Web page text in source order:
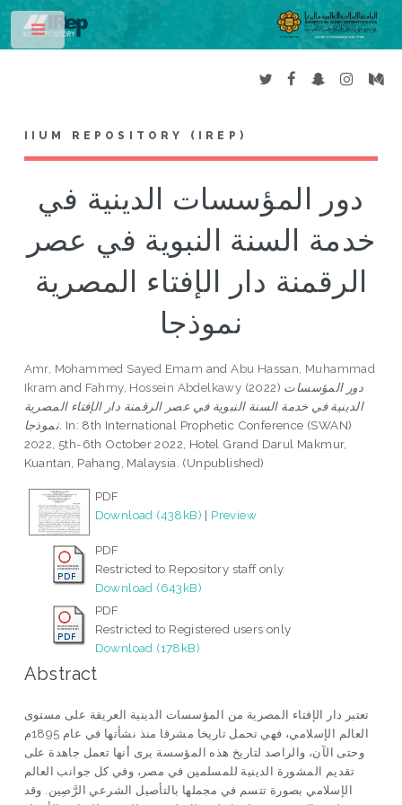
IIUM REPOSITORY (IREP)
دور المؤسسات الدينية في
خدمة السنة النبوية في عصر
الرقمنة دار الإفتاء المصرية
نموذجا
Amr, Mohammed Sayed Emam andAbu Hassan, Muhammad
Ikram and Fahmy, Hossein Abdelkawy (2022) دور المؤسسات
الدينية في خدمة السنة النبوية في عصر الرقمنة دار الإفتاء المصرية
نموذجا. In: 8th International Prophetic Conference (SWAN)
2022, 5th-6th October 2022, Hotel Grand Darul Makmur,
Kuantan, Pahang, Malaysia. (Unpublished)
PDF
Download (438kB) | Preview
PDF
Restricted to Repository staff only
Download (643kB)
PDF
Restricted to Registered users only
Download (178kB)
Abstract
تعتبر دار الإفتاء المصرية من المؤسسات الدينية العريقة على مستوى
العالم الإسلامي، فهي تحمل تاريخا مشرقا منذ نشأتها في عام 1895م
وحتى الآن، والراصد لتاريخ هذه المؤسسة يرى أنها تعمل جاهدة على
تقديم المشورة الدينية للمسلمين في مصر، وفي كل جوانب العالم
الإسلامي بصورة تتسم في مجملها بالتأصيل الشرعي الرَّصِين. وقد
Toggle